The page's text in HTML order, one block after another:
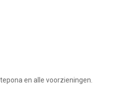
en alle voorzieningen.